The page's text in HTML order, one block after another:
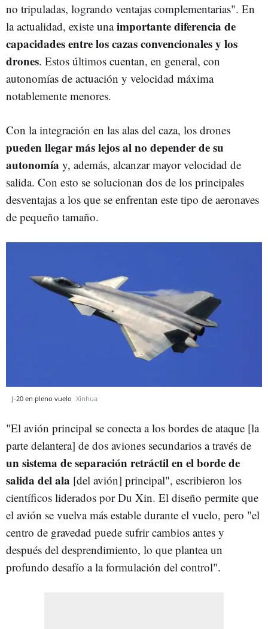
no tripuladas, logrando ventajas complementarias". En
la actualidad, existe unaimportante diferencia de
capacidades entre los cazas convencionales y los
drones. Estos últimos cuentan, en general, con
autonomías de actuación y velocidad máxima
notablemente menores.
Con la integración en las alas del caza, los drones
pueden llegar más lejos al no depender de su
autonomía y, además, alcanzar mayor velocidad de
salida. Con esto se solucionan dos de los principales
desventajas a los que se enfrentan este tipo de aeronaves
de pequeño tamaño.
J-20 en pleno vuelo Xinhua
"El avión principal se conecta a los bordes de ataque [la
parte delantera] de dos aviones secundarios a través de
un sistema de separación retráctil en el borde de
salida del ala [del avión] principal", escribieron los
científicos liderados por Du Xin. El diseño permite que
el avión se vuelva más estable durante el vuelo, pero "el
centro de gravedad puede sufrir cambios antes y
después del desprendimiento, lo que plantea un
profundo desafío a la formulación del control".